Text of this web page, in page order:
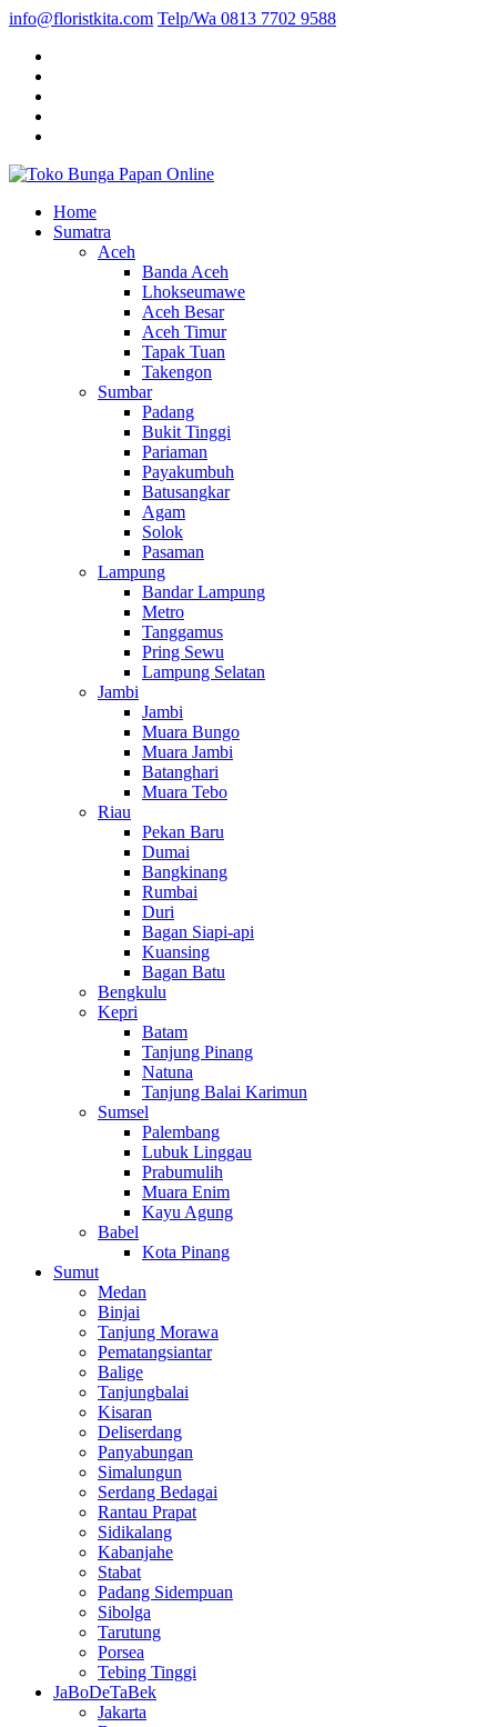
info@floristkita.com Telp/Wa 0813 7702 9588
Toko Bunga Papan Online
Karangan Bunga Kirim Langsung – Cepat di Medan
Home
Sumatra
Aceh
Banda Aceh
Lhokseumawe
Aceh Besar
Aceh Timur
Tapak Tuan
Takengon
Sumbar
Padang
Bukit Tinggi
Pariaman
Payakumbuh
Batusangkar
Agam
Solok
Pasaman
Lampung
Bandar Lampung
Metro
Tanggamus
Pring Sewu
Lampung Selatan
Jambi
Jambi
Muara Bungo
Muara Jambi
Batanghari
Muara Tebo
Riau
Pekan Baru
Dumai
Bangkinang
Rumbai
Duri
Bagan Siapi-api
Kuansing
Bagan Batu
Bengkulu
Kepri
Batam
Tanjung Pinang
Natuna
Tanjung Balai Karimun
Sumsel
Palembang
Lubuk Linggau
Prabumulih
Muara Enim
Kayu Agung
Babel
Kota Pinang
Sumut
Medan
Binjai
Tanjung Morawa
Pematangsiantar
Balige
Tanjungbalai
Kisaran
Deliserdang
Panyabungan
Simalungun
Serdang Bedagai
Rantau Prapat
Sidikalang
Kabanjahe
Stabat
Padang Sidempuan
Sibolga
Tarutung
Porsea
Tebing Tinggi
JaBoDeTaBek
Jakarta